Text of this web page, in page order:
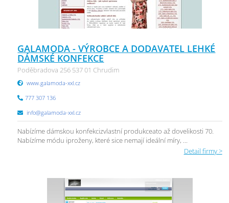
GALAMODA - VÝROBCE A DODAVATEL LEHKÉ
DÁMSKÉ KONFEKCE
Poděbradova 256 537 01 Chrudim
www.galamoda-xxl.cz
777 307 136
info@galamoda-xxl.cz
Nabízíme dámskou konfekcizvlastní produkceato až dovelikosti 70.
Nabízíme módu iproženy, které sice nemají ideální míry, ...
Detail firmy >